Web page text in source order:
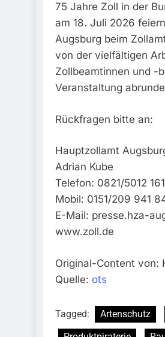
75 Jahre Zoll in der
am 18. Juli 2026
Augsburg beim
von der vielfältigen
Zollbeamtinnen und -
Veranstaltung
Rückfragen bitte an:
Hauptzollamt
Adrian Kube
Telefon: 0821/5012 161
Mobil: 0151/209 941
E-Mail: presse.hza-
www.zoll.de
Original-Content von:
Quelle: ots
Tagged: Artenschutz